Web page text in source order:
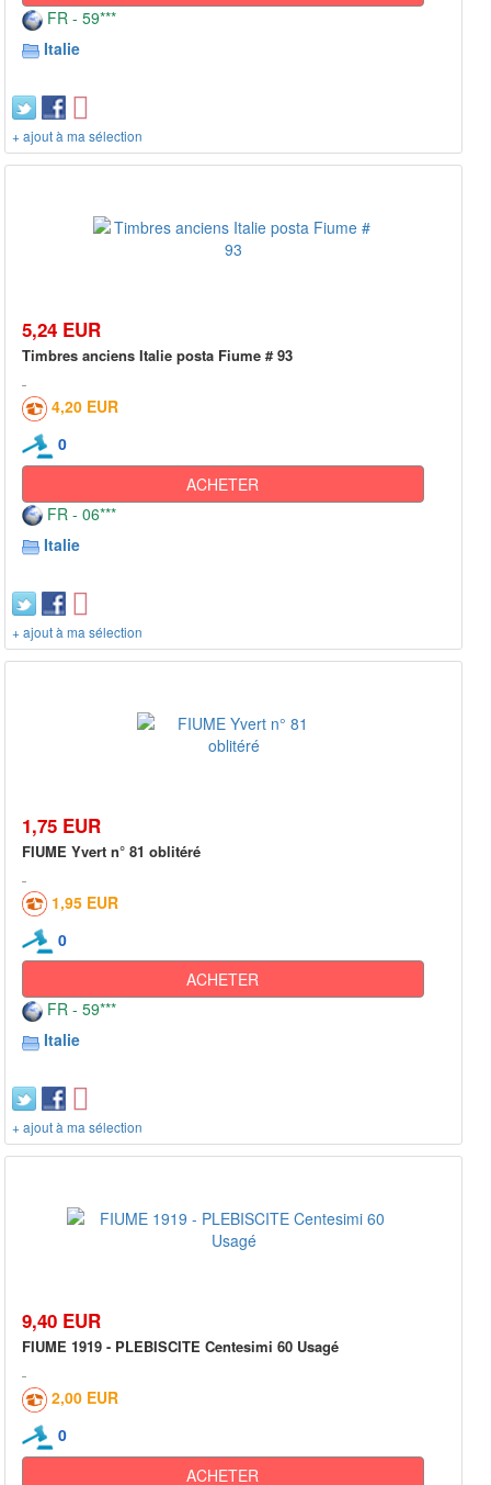
FR - 59***
Italie
+ ajout à ma sélection
5,24 EUR
Timbres anciens Italie posta Fiume # 93
4,20 EUR
0
ACHETER
FR - 06***
Italie
+ ajout à ma sélection
1,75 EUR
FIUME Yvert n° 81 oblitéré
1,95 EUR
0
ACHETER
FR - 59***
Italie
+ ajout à ma sélection
9,40 EUR
FIUME 1919 - PLEBISCITE Centesimi 60 Usagé
2,00 EUR
0
ACHETER